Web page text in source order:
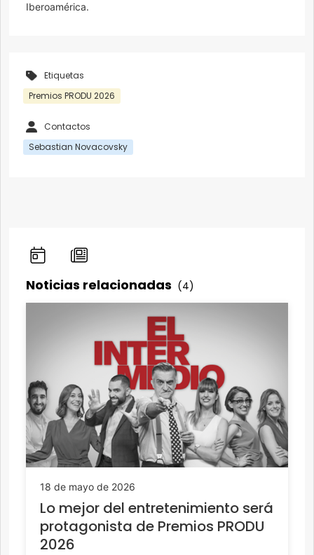
Iberoamérica.
Etiquetas
Premios PRODU 2026
Contactos
Sebastian Novacovsky
Noticias relacionadas (4)
18 de mayo de 2026
Lo mejor del entretenimiento será
protagonista de Premios PRODU
2026